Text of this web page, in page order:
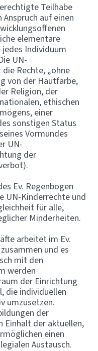
Teilhabe
auf einen
elementare
Individuum
UN-
Rechte, „ohne
von der Hautfarbe,
Religion, der
ethischen
einer
sonstigen Status
Vormundes
UN-
der
Ev. Regenbogen
UN-Kinderrechte und
für alle,
Minderheiten.
arbeitet im Ev.
und es
mit den
werden
der Einrichtung
die individuellen
umzusetzen.
der
Einhalt der aktuellen,
einen
Austausch.